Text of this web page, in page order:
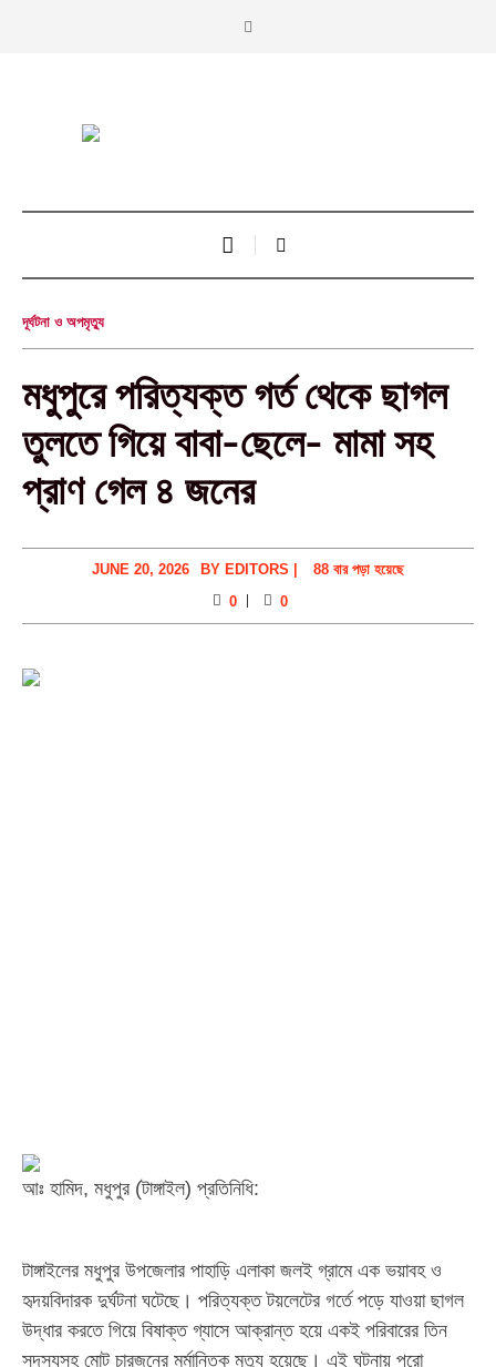
দূর্ঘটনা ও অপমৃত্যু
মধুপুরে পরিত্যক্ত গর্ত থেকে ছাগল
তুলতে গিয়ে বাবা-ছেলে- মামা সহ
প্রাণ গেল ৪ জনের
JUNE 20, 2026 BY EDITORS
88 বার পড়া হয়েছে
0
0
আঃ হামিদ, মধুপুর (টাঙ্গাইল) প্রতিনিধি:
টাঙ্গাইলের মধুপুর উপজেলার পাহাড়ি এলাকা জলই গ্রামে এক ভয়াবহ ও
হৃদয়বিদারক দুর্ঘটনা ঘটেছে। পরিত্যক্ত টয়লেটের গর্তে পড়ে যাওয়া ছাগল
উদ্ধার করতে গিয়ে বিষাক্ত গ্যাসে আক্রান্ত হয়ে একই পরিবারের তিন
সদস্যসহ মোট চারজনের মর্মান্তিক মৃত্যু হয়েছে। এই ঘটনায় পুরো